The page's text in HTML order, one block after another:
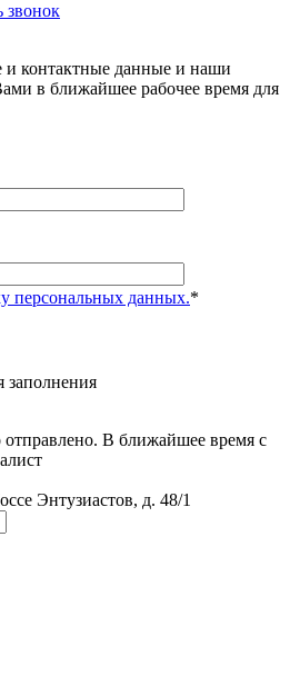
звонок
и контактные данные и наши
в ближайшее рабочее время для
персональных данных.*
заполнения
В ближайшее время с
Энтузиастов, д. 48/1